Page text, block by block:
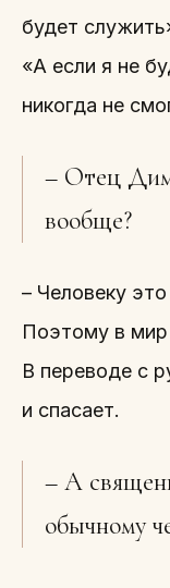
будет
«А если я не
никогда не
– Отец
вообще?
– Человеку
Поэтому в мир
В переводе с
и спасает.
– А
обычному